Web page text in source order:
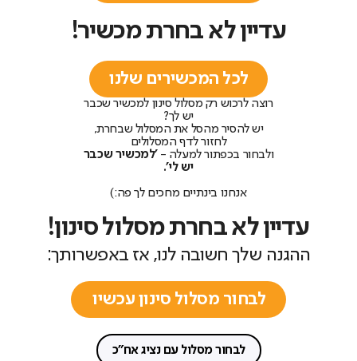
עדיין לא בחרת מכשיר!
לכל המכשירים שלנו
רוצה לרכוש רק מסלול סינון למכשיר שכבר
יש לך?
יש להסיר מהסל את המסלול שבחרת,
לחזור לדף המסלולים
ולבחור בכפתור למעלה - 'למכשיר שכבר
יש לי'.
אנחנו בינתיים מחכים לך פה:)
עדיין לא בחרת מסלול סינון!
ההגנה שלך חשובה לנו, אז באפשרותך:
לבחור מסלול סינון עכשיו
לבחור מסלול עם נציג אח"כ